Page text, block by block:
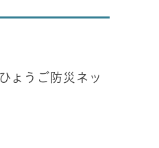
ょうご防災ネッ